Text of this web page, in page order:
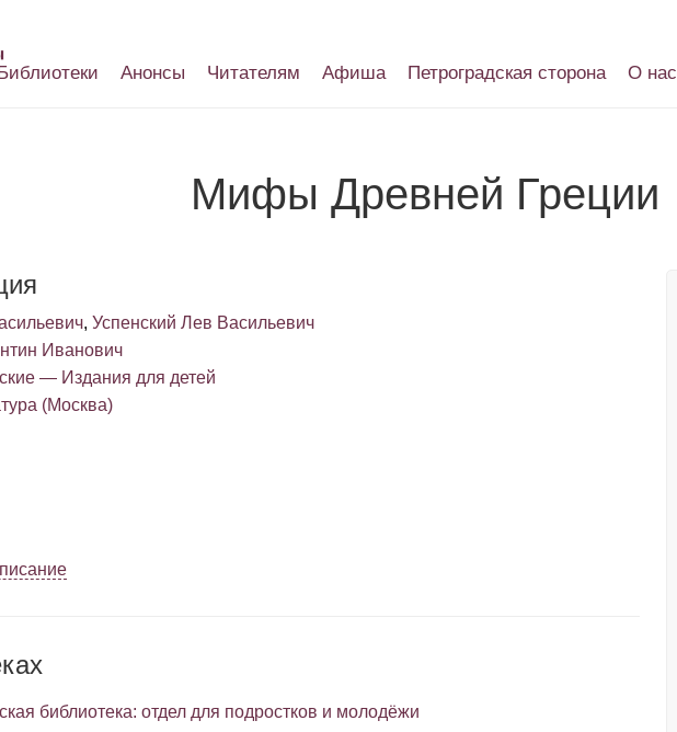
Мифы Древней Греции
, Успенский Лев Васильевич
Иванович
— Издания для детей
(Москва)
библиотека: отдел для подростков и молодёжи
Анонсы Читателям Афиша Петроградская сторона О нас